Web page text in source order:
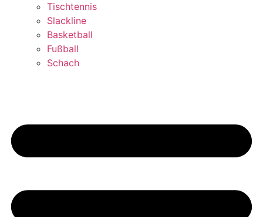
Tischtennis
Slackline
Basketball
Fußball
Schach